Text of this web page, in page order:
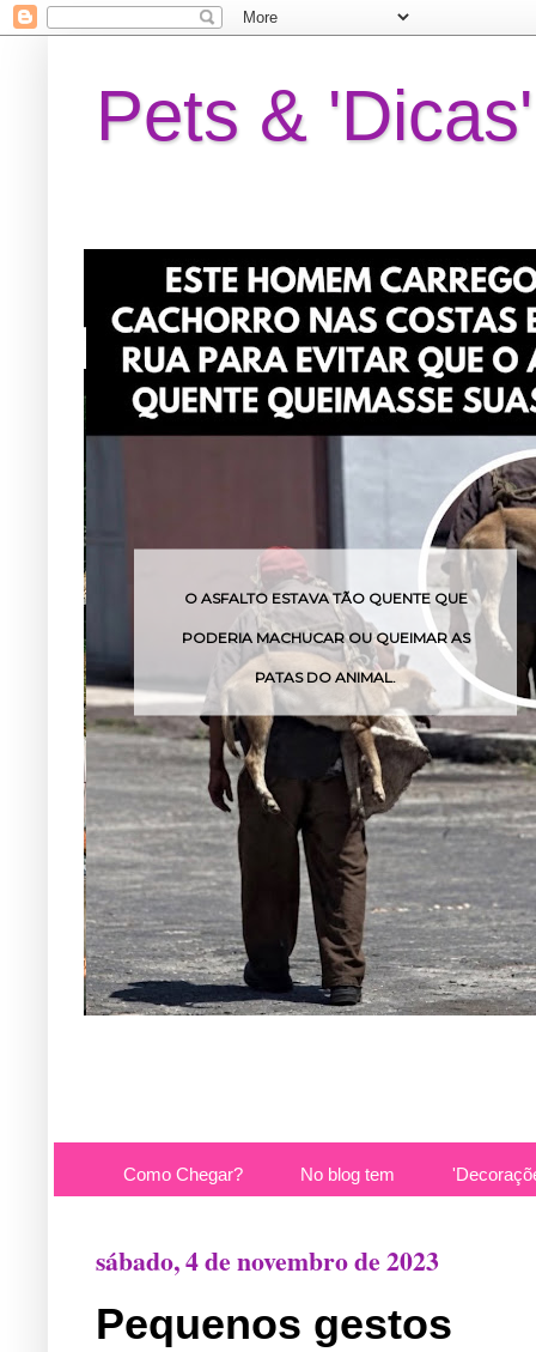
Pets & 'Dicas'
TÃO QUENTE QUE
OU QUEIMAR AS
DO ANIMAL.
O VENENO DESSA
POUCAS
Como Chegar? No blog tem
sábado, 4 de novembro de 2023
Pequenos gestos